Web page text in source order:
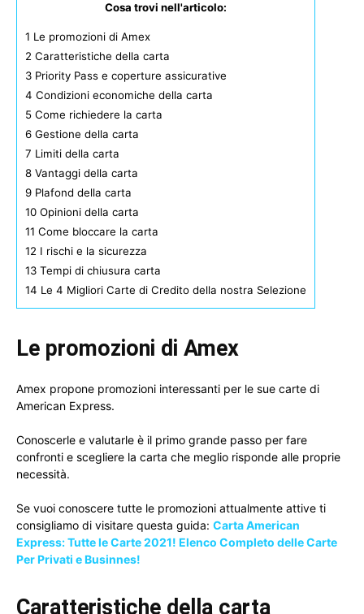
Cosa trovi nell'articolo:
1 Le promozioni di Amex
2 Caratteristiche della carta
3 Priority Pass e coperture assicurative
4 Condizioni economiche della carta
5 Come richiedere la carta
6 Gestione della carta
7 Limiti della carta
8 Vantaggi della carta
9 Plafond della carta
10 Opinioni della carta
11 Come bloccare la carta
12 I rischi e la sicurezza
13 Tempi di chiusura carta
14 Le 4 Migliori Carte di Credito della nostra Selezione
Le promozioni di Amex
Amex propone promozioni interessanti per le sue carte di
American Express.
Conoscerle e valutarle è il primo grande passo per fare
confronti e scegliere la carta che meglio risponde alle proprie
necessità.
Se vuoi conoscere tutte le promozioni attualmente attive ti
consigliamo di visitare questa guida: Carta American
Express: Tutte le Carte 2021! Elenco Completo delle Carte
Per Privati e Businnes!
Caratteristiche della carta